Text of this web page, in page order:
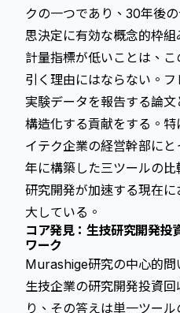
クの一つであり、30年後
思決定に有効な概念的枠
計量指標が低いことは、
引く理由にはならない。
実験データを報告する論
構造化する貢献をする。
イテク企業の経営幹部に
年に構築した三ツールの
研究開発が加速する現在
大している。
コア発見：生技研究開発投
ワーク
Murashige研究の中心的
生技企業の研究開発投資
り、その答えは単一ツー